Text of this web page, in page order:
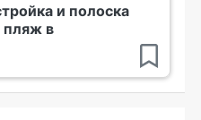
и полоска
пляж в